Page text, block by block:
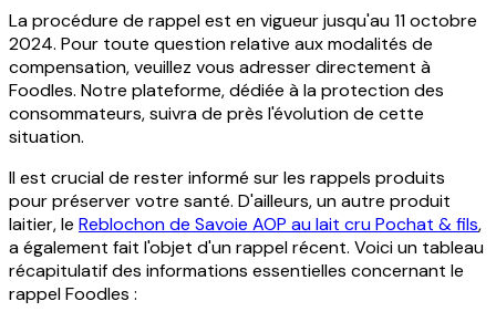
La procédure de rappel est en vigueur jusqu'au 11 octobre
2024. Pour toute question relative aux modalités de
compensation, veuillez vous adresser directement à
Foodles. Notre plateforme, dédiée à la protection des
consommateurs, suivra de près l'évolution de cette
situation.
Il est crucial de rester informé sur les rappels produits
pour préserver votre santé. D'ailleurs, un autre produit
laitier, le Reblochon de Savoie AOP au lait cru Pochat & fils,
a également fait l'objet d'un rappel récent. Voici un tableau
récapitulatif des informations essentielles concernant le
rappel Foodles :